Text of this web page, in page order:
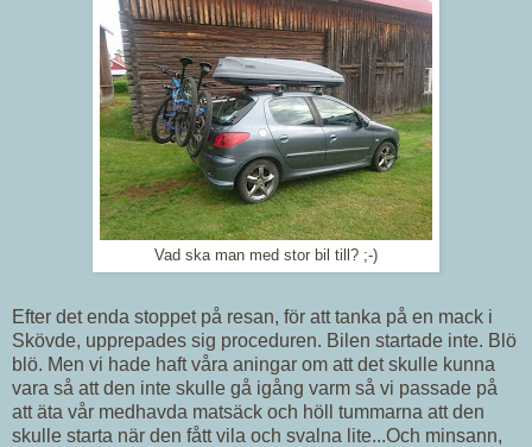
Vad ska man med stor bil till? ;-)
Efter det enda stoppet på resan, för att tanka på en mack i
Skövde, upprepades sig proceduren. Bilen startade inte. Blö
blö. Men vi hade haft våra aningar om att det skulle kunna
vara så att den inte skulle gå igång varm så vi passade på
att äta vår medhavda matsäck och höll tummarna att den
skulle starta när den fått vila och svalna lite...Och minsann,